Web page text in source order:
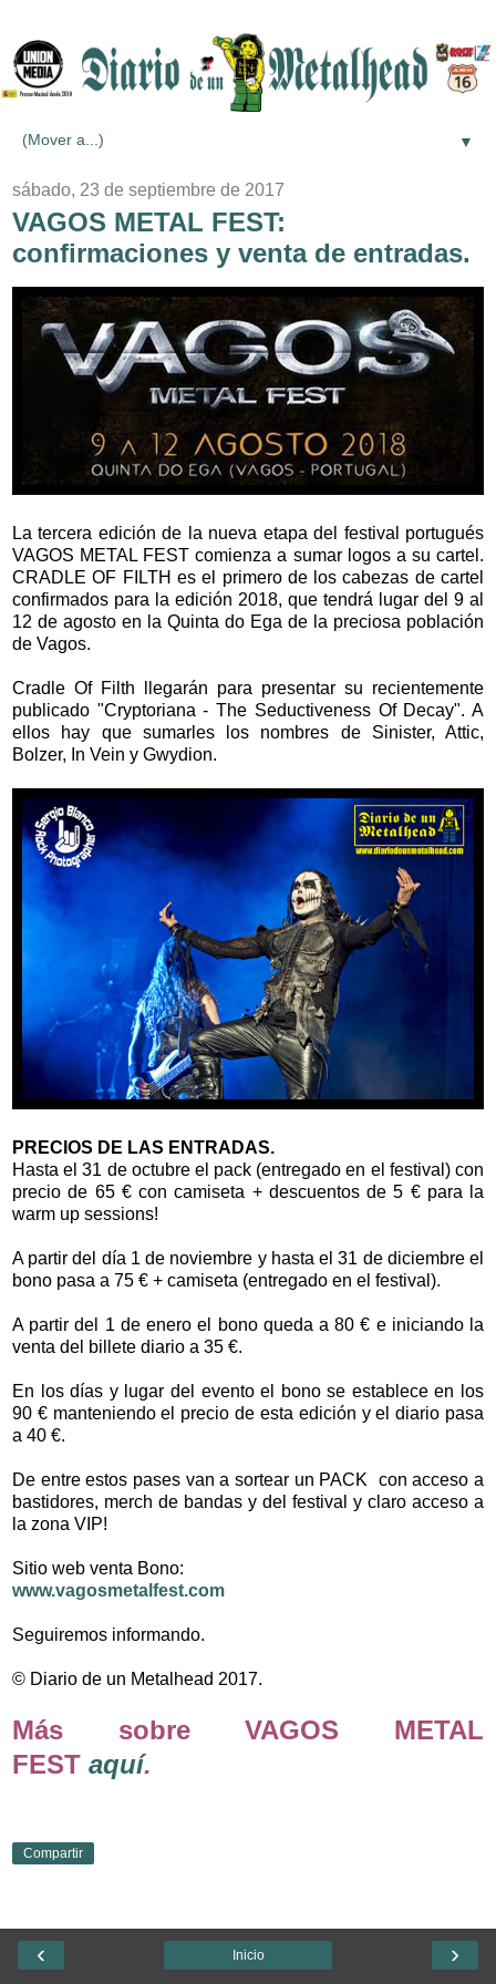
▼
sábado, 23 de septiembre de 2017
VAGOS METAL FEST:
confirmaciones y venta de entradas.
La tercera edición de la nueva etapa del festival portugués
VAGOS METAL FEST comienza a sumar logos a su cartel.
CRADLE OF FILTH es el primero de los cabezas de cartel
confirmados para la edición 2018, que tendrá lugar del 9 al
12 de agosto en la Quinta do Ega de la preciosa población
de Vagos.
Cradle Of Filth llegarán para presentar su recientemente
publicado "Cryptoriana - The Seductiveness Of Decay". A
ellos hay que sumarles los nombres de Sinister, Attic,
Bolzer, In Vein y Gwydion.
PRECIOS DE LAS ENTRADAS.
Hasta el 31 de octubre el pack (entregado en el festival) con
precio de 65 € con camiseta + descuentos de 5 € para la
warm up sessions!
A partir del día 1 de noviembre y hasta el 31 de diciembre el
bono pasa a 75 € + camiseta (entregado en el festival).
A partir del 1 de enero el bono queda a 80 € e iniciando la
venta del billete diario a 35 €.
En los días y lugar del evento el bono se establece en los
90 € manteniendo el precio de esta edición y el diario pasa
a 40 €.
De entre estos pases van a sortear un PACK con acceso a
bastidores, merch de bandas y del festival y claro acceso a
la zona VIP!
Sitio web venta Bono:
www.vagosmetalfest.com
Seguiremos informando.
© Diario de un Metalhead 2017.
Más sobre VAGOS METAL
FEST aquí.
Compartir
‹ ›
Inicio